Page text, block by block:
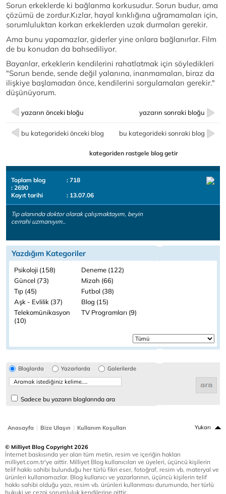
Sorun erkeklerde ki bağlanma korkusudur. Sorun budur, ama
çözümü de zordur.Kızlar, hayal kırıklığına uğramamaları için,
sorumluluktan korkan erkeklerden uzak durmaları gerekir.
Ama bunu yapamazlar, giderler yine onlara bağlanırlar. Film
de bu konudan da bahsediliyor.
Bayanlar, erkeklerin kendilerini rahatlatmak için söyledikleri
"Sorun bende, sende değil yalanına, inanmamaları, biraz da
ilişkiye başlamadan önce, kendilerini sorgulamaları gerekir."
düşünüyorum.
yazarın önceki bloğu yazarın sonraki bloğu
bu kategorideki önceki blog bu kategorideki sonraki blog
kategoriden rastgele blog getir
Toplam blog
: 718
: 2690
Kayıt tarihi
: 13.07.06
Tıp alanında doktor olarak çalışmaktayım, beyin
cerrahi uzmanıyım..
Yazdığım Kategoriler
Psikoloji (158)
Deneme (122)
Güncel (73)
Mizah (66)
Tıp (45)
Futbol (38)
Aşk - Evlilik (37)
Blog (15)
Telekomünikasyon
(10)
TV Programları (9)
Bloglarda Yazarlarda Galerilerde
Sadece bu yazarın bloglarında ara
Anasayfa | Bize Ulaşın | Kullanım Koşulları Yukarı
© Milliyet Blog Copyright 2026
İnternet baskısında yer alan tüm metin, resim ve içeriğin hakları
milliyet.com.tr'ye aittir. Milliyet Blog kullanıcıları ve üyeleri, üçüncü kişilerin
telif hakkı sahibi bulunduğu her türlü fikri eser, fotoğraf, resim vb. materyal ve
ürünleri kullanamazlar. Blog kullanıcı ve yazarlarının, üçüncü kişilerin telif
hakkı sahibi olduğu yazı, resim vb. ürünleri kullanması durumunda, her türlü
hukuki ve cezai sorumluluk kendilerine aittir.